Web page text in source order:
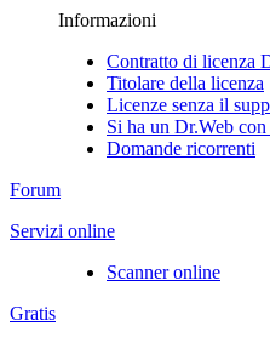
Informazioni
Contratto di licenza
Titolare della licenza
Licenze senza il
Si ha un Dr.Web
Domande ricorrenti
Forum
Servizi online
Scanner online
Gratis